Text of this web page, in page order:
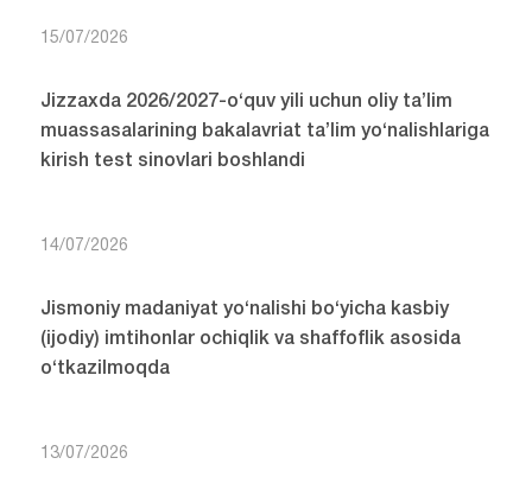
15/07/2026
Jizzaxda 2026/2027-o‘quv yili uchun oliy ta’lim
muassasalarining bakalavriat ta’lim yo‘nalishlariga
kirish test sinovlari boshlandi
14/07/2026
Jismoniy madaniyat yo‘nalishi bo‘yicha kasbiy
(ijodiy) imtihonlar ochiqlik va shaffoflik asosida
o‘tkazilmoqda
13/07/2026